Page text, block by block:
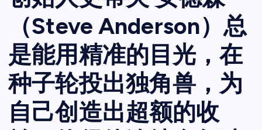
（Steve Anderson）总
是能用精准的目光，在
种子轮投出独角兽，为
自己创造出超额的收